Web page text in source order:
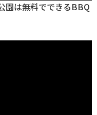
園は無料でできるBBQ